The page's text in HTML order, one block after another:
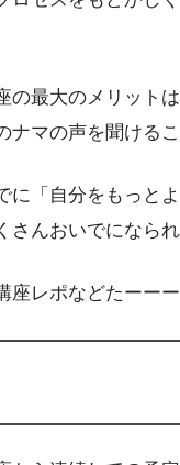
の最大のメリット
ナマの声を聞けるこ
に「自分をもっと
さんおいでになられ
座レポなどたーー